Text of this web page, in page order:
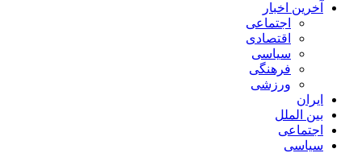
آخرین اخبار
اجتماعی
اقتصادی
سیاسی
فرهنگی
ورزشی
ایران
بین الملل
اجتماعی
سیاسی